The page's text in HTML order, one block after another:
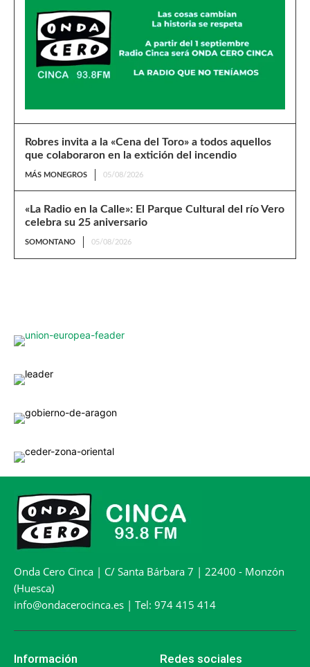
Robres invita a la «Cena del Toro» a todos aquellos
que colaboraron en la extición del incendio
MÁS MONEGROS 05/08/2026
«La Radio en la Calle»: El Parque Cultural del río Vero
celebra su 25 aniversario
SOMONTANO 05/08/2026
Onda Cero Cinca | C/ Santa Bárbara 7 | 22400 - Monzón
(Huesca)
info@ondacerocinca.es | Tel: 974 415 414
Información Redes sociales